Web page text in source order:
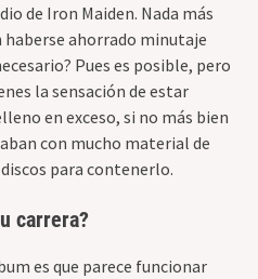
de Iron Maiden. Nada más
haberse ahorrado minutaje
Pues es posible, pero
la sensación de estar
en exceso, si no más bien
con mucho material de
para contenerlo.
carrera?
es que parece funcionar